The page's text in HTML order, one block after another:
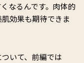
なるんです。肉体的
効果も期待できま
いて、前編では